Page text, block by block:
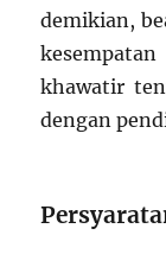
demikian,
khawatir
dengan